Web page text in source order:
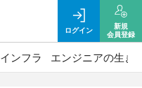
ログイン
新規
会員登録
インフラ エンジニアの生き